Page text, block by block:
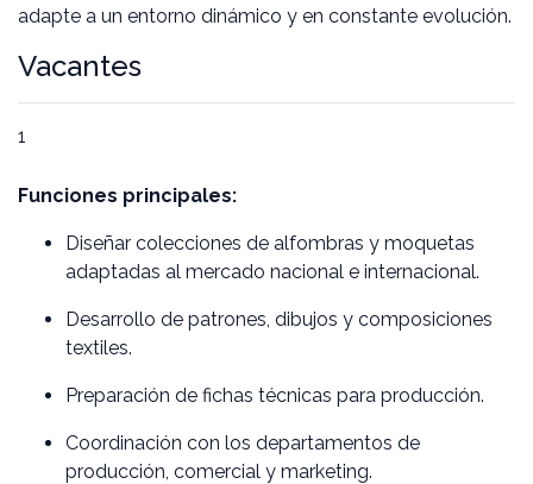
adapte a un entorno dinámico y en constante evolución.
Vacantes
1
Funciones principales:
Diseñar colecciones de alfombras y moquetas
adaptadas al mercado nacional e internacional.
Desarrollo de patrones, dibujos y composiciones
textiles.
Preparación de fichas técnicas para producción.
Coordinación con los departamentos de
producción, comercial y marketing.